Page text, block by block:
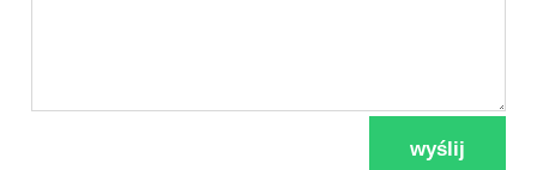
wyślij